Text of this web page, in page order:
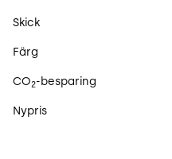
Skick
Färg
CO2-besparing
Nypris